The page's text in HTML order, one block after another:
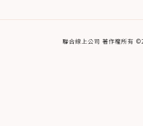
聯合線上公司 著作權所有